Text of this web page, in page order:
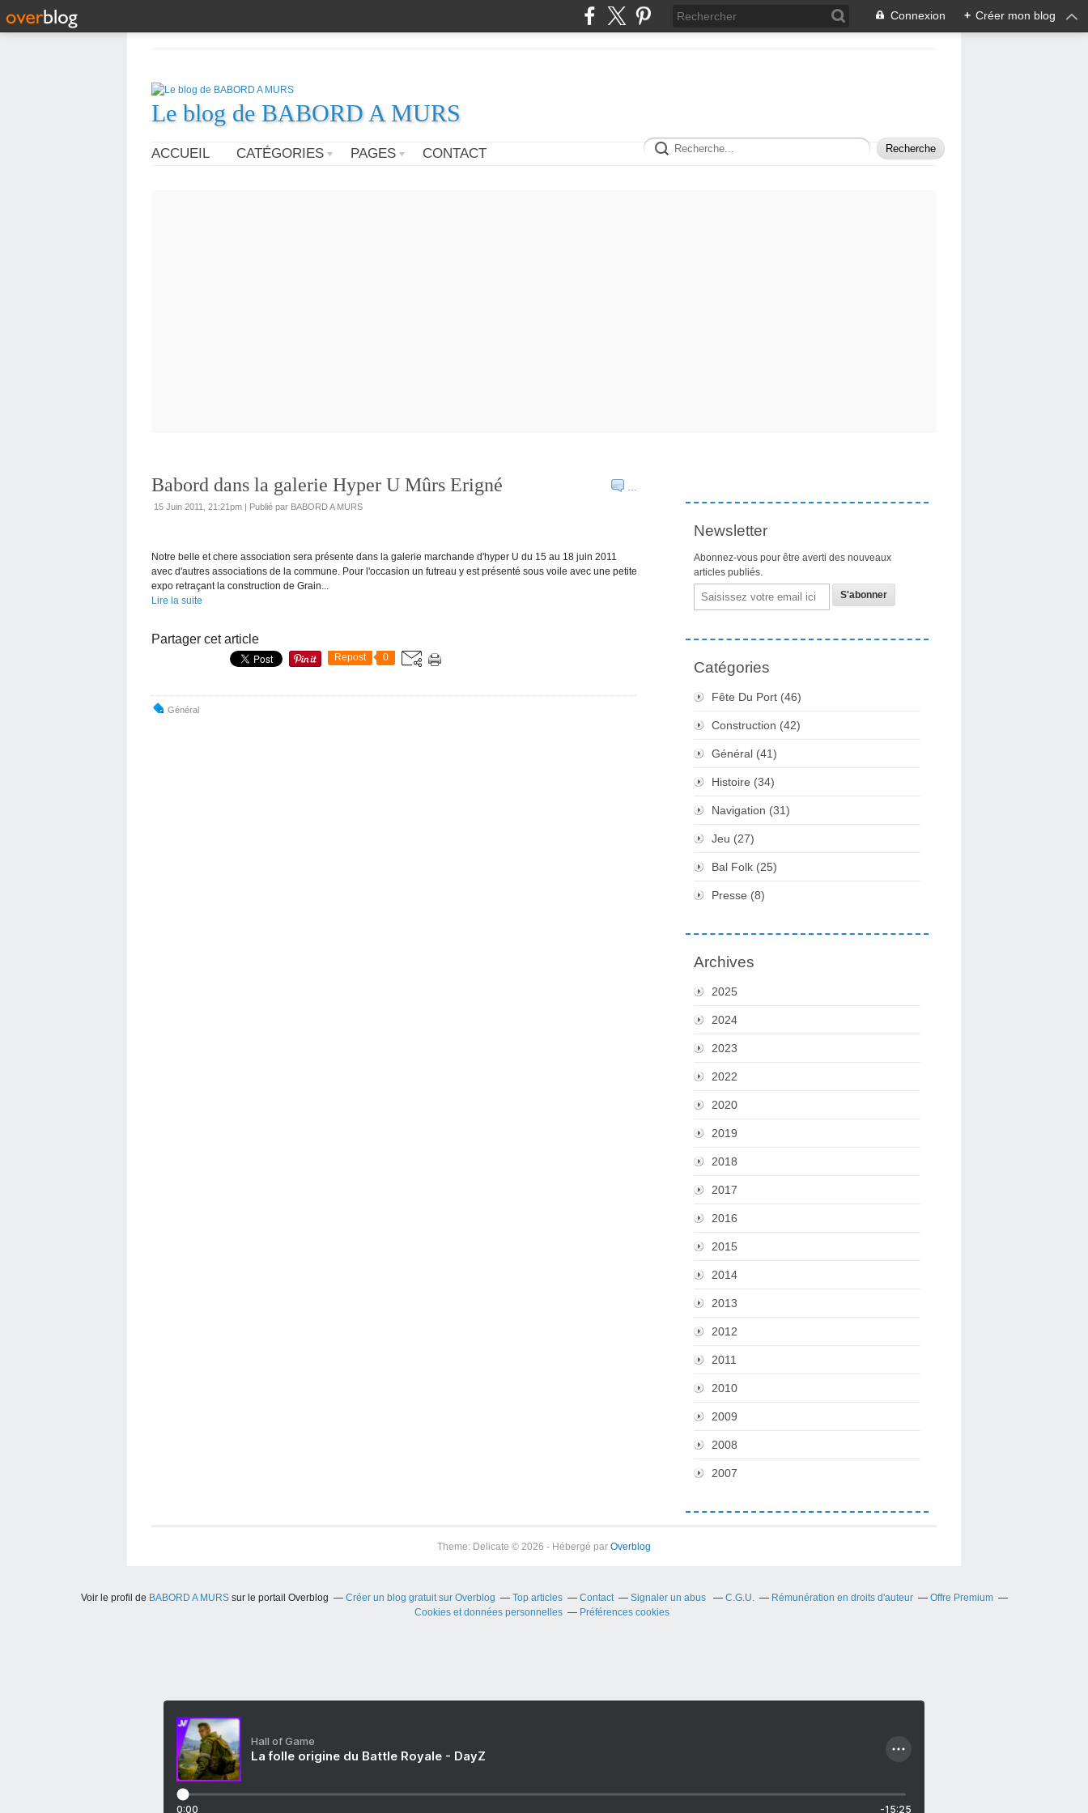
Connexion + Créer mon blog
Le blog de BABORD A MURS
ACCUEIL CATÉGORIES PAGES CONTACT
…
Babord dans la galerie Hyper U Mûrs Erigné
15 Juin 2011, 21:21pm | Publié par BABORD A MURS
Notre belle et chere association sera présente dans la galerie marchande d'hyper U du 15 au 18 juin 2011
avec d'autres associations de la commune. Pour l'occasion un futreau y est présenté sous voile avec une petite
expo retraçant la construction de Grain...
Lire la suite
Partager cet article
Repost 0
Général
Newsletter
Abonnez-vous pour être averti des nouveaux
articles publiés.
Email
Catégories
Fête Du Port (46)
Construction (42)
Général (41)
Histoire (34)
Navigation (31)
Jeu (27)
Bal Folk (25)
Presse (8)
Archives
2025
2024
2023
2022
2020
2019
2018
2017
2016
2015
2014
2013
2012
2011
2010
2009
2008
2007
Theme: Delicate © 2026 - Hébergé par Overblog
Voir le profil de BABORD A MURSsur le portail Overblog Créer un blog gratuit sur Overblog Top articles Contact Signaler un abus C.G.U. Rémunération en droits d'auteur
Offre Premium
Cookies et données personnelles
Préférences cookies
Hall of Game
La folle origine du Battle Royale - DayZ
0:00 -15:25